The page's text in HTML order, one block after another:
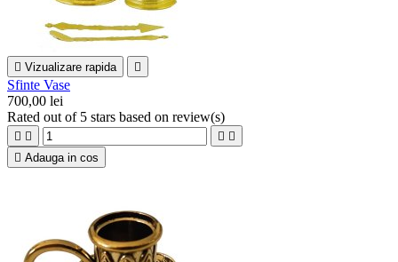
 Vizualizare rapida 
Sfinte Vase
700,00 lei
Rated out of 5 stars based on review(s)
   
 Adauga in cos